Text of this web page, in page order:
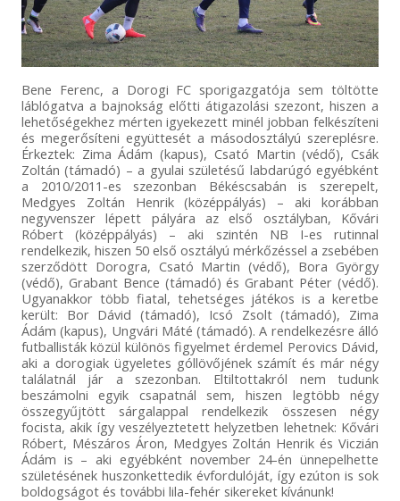
Bene Ferenc, a Dorogi FC sporigazgatója sem töltötte
láblógatva a bajnokság előtti átigazolási szezont, hiszen a
lehetőségekhez mérten igyekezett minél jobban felkészíteni
és megerősíteni együttesét a másodosztályú szereplésre.
Érkeztek: Zima Ádám (kapus), Csató Martin (védő), Csák
Zoltán (támadó) – a gyulai születésű labdarúgó egyébként
a 2010/2011-es szezonban Békéscsabán is szerepelt,
Medgyes Zoltán Henrik (középpályás) – aki korábban
negyvenszer lépett pályára az első osztályban, Kővári
Róbert (középpályás) – aki szintén NB I-es rutinnal
rendelkezik, hiszen 50 első osztályú mérkőzéssel a zsebében
szerződött Dorogra, Csató Martin (védő), Bora György
(védő), Grabant Bence (támadó) és Grabant Péter (védő).
Ugyanakkor több fiatal, tehetséges játékos is a keretbe
került: Bor Dávid (támadó), Icsó Zsolt (támadó), Zima
Ádám (kapus), Ungvári Máté (támadó). A rendelkezésre álló
futballisták közül különös figyelmet érdemel Perovics Dávid,
aki a dorogiak ügyeletes góllövőjének számít és már négy
találatnál jár a szezonban. Eltiltottakról nem tudunk
beszámolni egyik csapatnál sem, hiszen legtöbb négy
összegyűjtött sárgalappal rendelkezik összesen négy
focista, akik így veszélyeztetett helyzetben lehetnek: Kővári
Róbert, Mészáros Áron, Medgyes Zoltán Henrik és Viczián
Ádám is – aki egyébként november 24-én ünnepelhette
születésének huszonkettedik évfordulóját, így ezúton is sok
boldogságot és további lila-fehér sikereket kívánunk!